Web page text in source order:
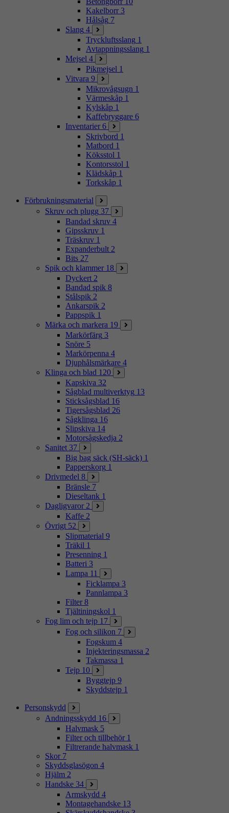
Kakelborr 3
Hålsåg 7
Slang 4
Tryckluftsslang 1
Avtappningsslang 1
Mejsel 4
Pikmejsel 1
Vitvara 9
Mikrovågsugn 1
Värmeskåp 1
Kylskåp 1
Kaffebryggare 6
Inventarier 6
Skrivbord 1
Matbord 1
Köksstol 1
Kontorsstol 1
Klädskåp 1
Torkskåp 1
Förbrukningsmaterial
Skruv och plugg 37
Bandad skruv 4
Gipsskruv 1
Träskruv 1
Expanderbult 2
Bits 27
Spik och klammer 18
Dyckert 2
Bandad spik 8
Stålspik 2
Ankarspik 2
Pappspik 1
Märka och markera 19
Markörfärg 3
Snöre 5
Markörpenna 4
Djuphålsmärkare 4
Klinga och blad 120
Kapskiva 32
Sågblad multiverktyg 13
Sticksågsblad 16
Tigersågsblad 26
Sågklinga 16
Slipskiva 14
Motorsågskedja 2
Sanitet 37
Big bag säck (SH-säck) 1
Papperskorg 1
Drivmedel 8
Bränsle 7
Dieseltank 1
Dagligvaror 2
Kaffe 2
Övrigt 52
Slipmaterial 9
Träkil 1
Presenning 1
Batteri 3
Lampa 11
Ficklampa 3
Pannlampa 3
Filter 8
Tjältiningskol 1
Fog lim och tejp 17
Fog och silikon 7
Fogskum 4
Injekteringsmassa 2
Takmassa 1
Tejp 10
Byggtejp 9
Skyddstejp 1
Personskydd
Andningsskydd 16
Halvmask 5
Filter och tillbehör 1
Filtrerande halvmask 1
Skor 7
Skyddsglasögon 4
Hjälm 2
Handske 34
Armskydd 4
Montagehandske 13